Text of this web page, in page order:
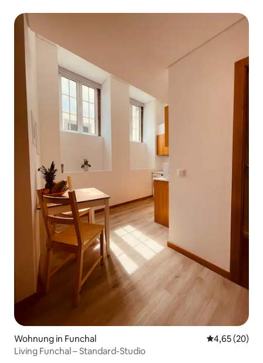
Wohnung in Funchal
4,65 (20)
Living Funchal – Standard-Studio